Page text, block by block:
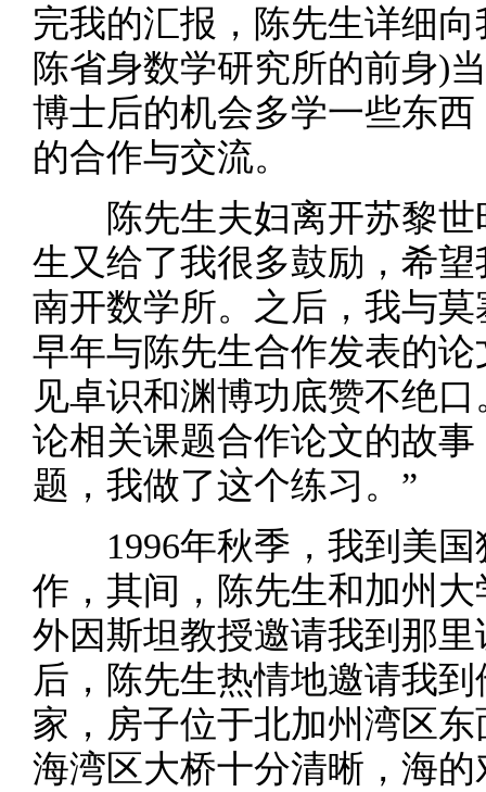
完我的汇报，陈先生详细
陈省身数学研究所的前身)
博士后的机会多学一些东
的合作与交流。
陈先生夫妇离开苏黎世
生又给了我很多鼓励，希
南开数学所。之后，我与
早年与陈先生合作发表的
见卓识和渊博功底赞不绝
论相关课题合作论文的故
题，我做了这个练习。”
1996年秋季，我到美国
作，其间，陈先生和加州
外因斯坦教授邀请我到那
后，陈先生热情地邀请我
家，房子位于北加州湾区
海湾区大桥十分清晰，海